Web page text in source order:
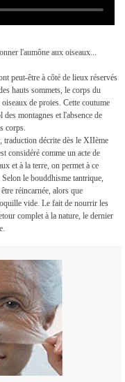
l'aumône aux oiseaux...
peut-être à côté de lieux réservés
hauts sommets, le corps du
de proies. Cette coutume
montagnes et l'absence de
corps.
traduction décrite dès le XIIème
considéré comme un acte de
et à la terre, on permet à ce
le bouddhisme tantrique,
réincarnée, alors que
vide. Le fait de nourrir les
complet à la nature, le dernier